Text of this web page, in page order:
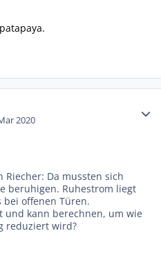
2020
Da mussten sich
beruhigen. Ruhestrom liegt
bei offenen Türen.
und kann berechnen, um wie
reduziert wird?